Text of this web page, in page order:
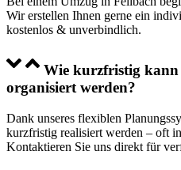
Wir erstellen Ihnen gerne ein
kostenlos & unverbindlich.
Wie kurzfristig kann
organisiert werden?
Dank unseres flexiblen
kurzfristig realisiert werden – oft
Kontaktieren Sie uns direkt für